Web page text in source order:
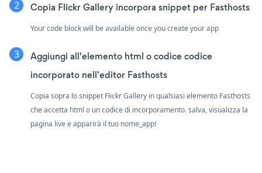
Copia Flickr Gallery incorpora snippet per Fasthosts
Your code block will be available once you create your app
Aggiungi all'elemento html o codice codice
incorporato nell'editor Fasthosts
Copia sopra lo snippet Flickr Gallery in qualsiasi elemento Fasthosts
che accetta html o un codice di incorporamento. salva, visualizza la
pagina live e apparirà il tuo nome_app!